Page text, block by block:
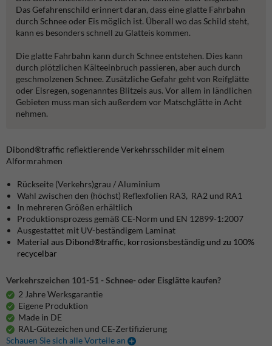
Das Gefahrenschild erinnert daran, dass eine glatte Fahrbahn
durch Schnee oder Eis möglich ist. Überall wo das Schild steht,
kann es besonders schnell zu Glatteis kommen.
Die glatte Fahrbahn kann durch Schnee entstehen. Dies kann
durch plötzlichen Kälteeinbruch passieren, aber auch durch
geschmolzenen Schnee. Zusätzliche Gefahr geht von Reifglätte
oder Eisregen, sogenanntes Blitzeis aus. Vor allem in ländlichen
Gebieten muss man sich außerdem vor Matschglätte in Acht
nehmen.
Dibond®traffic reflektierende Verkehrsschilder mit einem
Alformrahmen
Rückseite (Verkehrs)grau / Aluminium
Wahl zwischen den (höchst) Reflexfolien RA3, RA2 und RA1
In mehreren Größen erhältlich
Produktionsprozess gemäß CE-Norm und EN 12899-1:2007
Ausgestattet mit UV-beständigem Laminat
Material aus Dibond®traffic, korrosionsbeständig und zu 100%
recycelbar
Verkehrszeichen 101-51 - Schnee- oder Eisglätte kaufen?
2 Jahre Werksgarantie
Eigene Produktion
Made in DE
RAL-Gütezeichen und CE-Zertifizierung
Schauen Sie sich alle Vorteile an